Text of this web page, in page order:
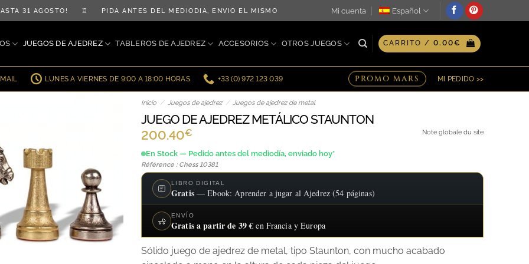
31 AGOSTO! ♖ PIDA ANTES DEL MEDIODÍA, ENVÍO EL MISMO DÍA ♖ OPCIÓN DE GRABADO PERSONALIZADO EN
Mi cuenta Español
JUEGOS DE AJEDREZ TABLEROS DE AJEDREZ ACCESORIOS OTROS JUEGOS CARRITO / 0.00€
LUNES A VIERNES DE 9:00 A 18:00 HORAS +33 (0) 972 123 039 PROMO MARS MI PEDIDO >>
Inicio / Juegos de ajedrez / Juegos de ajedrez de metal
JUEGO DE AJEDREZ METÁLICO STAUNTON
200.40€
En Stock — Pedido antes del mediodía, enviado hoy*
Référence : Chess 10381
Note globale du site
LIBRO DIGITAL
Gratis— Ebook: Aprender a jugar al Ajedrez (54 páginas)
ENVÍO
Gratis a partir de 39 € en Francia y Europa
Sólido juego de ajedrez de metal, tipo Staunton, con mucho acabado